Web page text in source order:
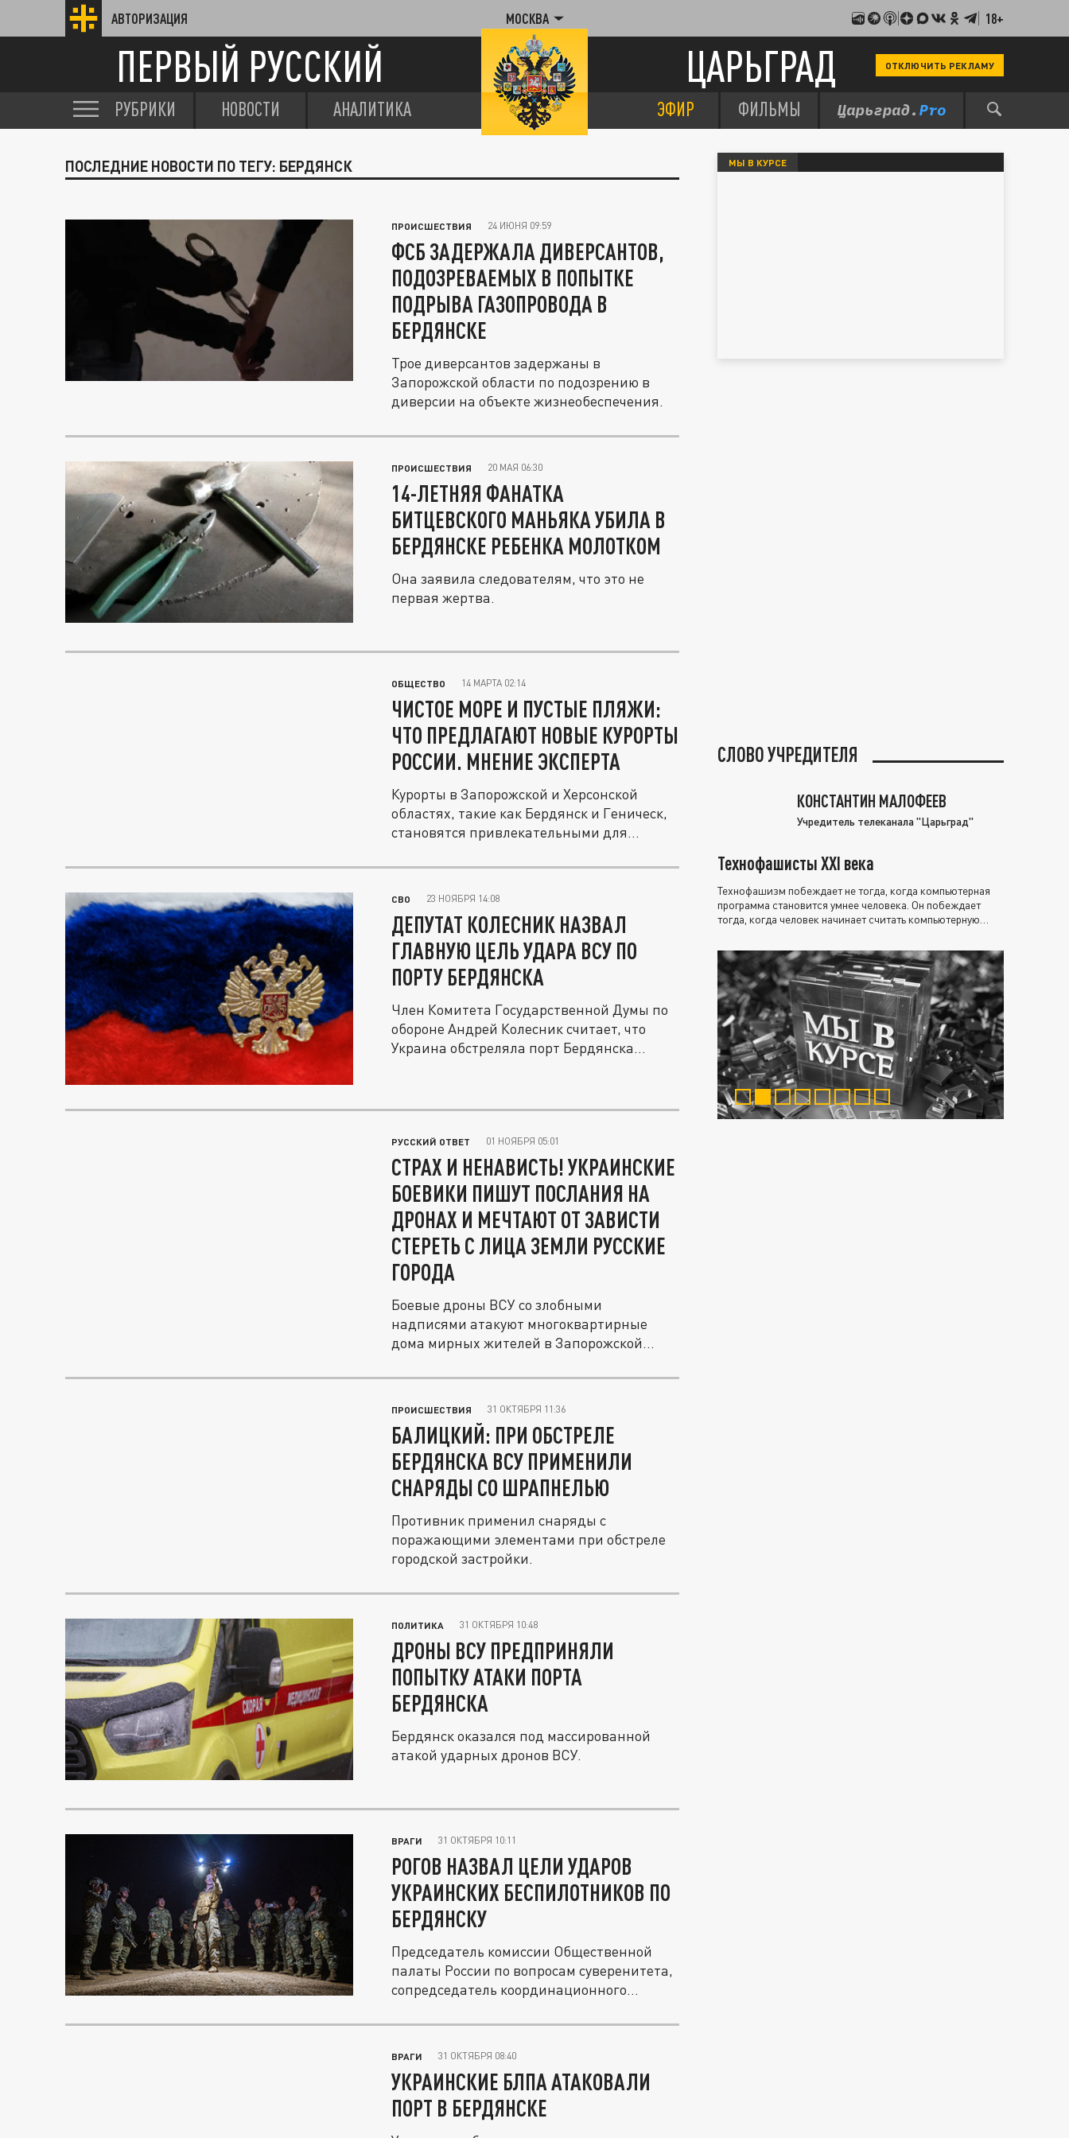
АВТОРИЗАЦИЯ МОСКВА 18+
ПЕРВЫЙ РУССКИЙ ЦАРЬГРАД ОТКЛЮЧИТЬ РЕКЛАМУ
РУБРИКИ НОВОСТИ АНАЛИТИКА ЭФИР ФИЛЬМЫ
ПОСЛЕДНИЕ НОВОСТИ ПО ТЕГУ: БЕРДЯНСК
ПРОИСШЕСТВИЯ 24 ИЮНЯ 09:59
ФСБ ЗАДЕРЖАЛА ДИВЕРСАНТОВ,
ПОДОЗРЕВАЕМЫХ В ПОПЫТКЕ
ПОДРЫВА ГАЗОПРОВОДА В
БЕРДЯНСКЕ
Трое диверсантов задержаны в
Запорожской области по подозрению в
диверсии на объекте жизнеобеспечения.
ПРОИСШЕСТВИЯ 20 МАЯ 06:30
14-ЛЕТНЯЯ ФАНАТКА
БИТЦЕВСКОГО МАНЬЯКА УБИЛА В
БЕРДЯНСКЕ РЕБЕНКА МОЛОТКОМ
Она заявила следователям, что это не
первая жертва.
ОБЩЕСТВО 14 МАРТА 02:14
ЧИСТОЕ МОРЕ И ПУСТЫЕ ПЛЯЖИ:
ЧТО ПРЕДЛАГАЮТ НОВЫЕ КУРОРТЫ
РОССИИ. МНЕНИЕ ЭКСПЕРТА
Курорты в Запорожской и Херсонской
областях, такие как Бердянск и Геническ,
становятся привлекательными для...
СВО 23 НОЯБРЯ 14:08
ДЕПУТАТ КОЛЕСНИК НАЗВАЛ
ГЛАВНУЮ ЦЕЛЬ УДАРА ВСУ ПО
ПОРТУ БЕРДЯНСКА
Член Комитета Государственной Думы по
обороне Андрей Колесник считает, что
Украина обстреляла порт Бердянска...
РУССКИЙ ОТВЕТ 01 НОЯБРЯ 05:01
СТРАХ И НЕНАВИСТЬ! УКРАИНСКИЕ
БОЕВИКИ ПИШУТ ПОСЛАНИЯ НА
ДРОНАХ И МЕЧТАЮТ ОТ ЗАВИСТИ
СТЕРЕТЬ С ЛИЦА ЗЕМЛИ РУССКИЕ
ГОРОДА
Боевые дроны ВСУ со злобными
надписями атакуют многоквартирные
дома мирных жителей в Запорожской
ПРОИСШЕСТВИЯ 31 ОКТЯБРЯ 11:36
БАЛИЦКИЙ: ПРИ ОБСТРЕЛЕ
БЕРДЯНСКА ВСУ ПРИМЕНИЛИ
СНАРЯДЫ СО ШРАПНЕЛЬЮ
Противник применил снаряды с
поражающими элементами при обстреле
городской застройки.
ПОЛИТИКА 31 ОКТЯБРЯ 10:48
ДРОНЫ ВСУ ПРЕДПРИНЯЛИ
ПОПЫТКУ АТАКИ ПОРТА
БЕРДЯНСКА
Бердянск оказался под массированной
атакой ударных дронов ВСУ.
ВРАГИ 31 ОКТЯБРЯ 10:11
РОГОВ НАЗВАЛ ЦЕЛИ УДАРОВ
УКРАИНСКИХ БЕСПИЛОТНИКОВ ПО
БЕРДЯНСКУ
Председатель комиссии Общественной
палаты России по вопросам суверенитета,
сопредседатель координационного...
ВРАГИ 31 ОКТЯБРЯ 08:40
УКРАИНСКИЕ БЛПА АТАКОВАЛИ
ПОРТ В БЕРДЯНСКЕ
МЫ В КУРСЕ
СЛОВО УЧРЕДИТЕЛЯ
КОНСТАНТИН МАЛОФЕЕВ
Учредитель телеканала "Царьград"
Технофашисты XXI века
Технофашизм побеждает не тогда, когда компьютерная
программа становится умнее человека. Он побеждает
тогда, когда человек начинает считать компьютерную